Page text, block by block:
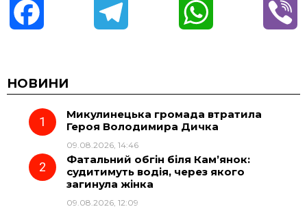
c
e
o
e
g
r
t
НОВИНИ
Микулинецька громада втратила
Героя Володимира Дичка
09.08.2026, 14:46
Фатальний обгін біля Кам’янок:
судитимуть водія, через якого
загинула жінка
09.08.2026, 12:09